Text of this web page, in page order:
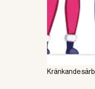
Kränkande